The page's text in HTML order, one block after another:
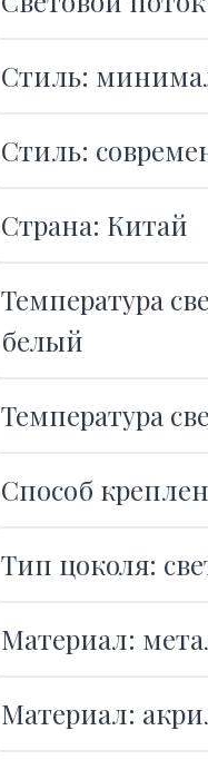
Стиль:
Стиль:
Страна: Китай
Температура
белый
Температура
Способ
Тип цоколя:
Материал:
Материал: